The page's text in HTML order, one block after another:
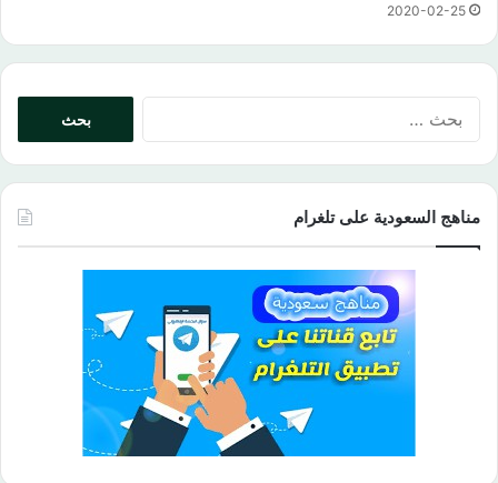
2020-02-25
مناهج السعودية على تلغرام